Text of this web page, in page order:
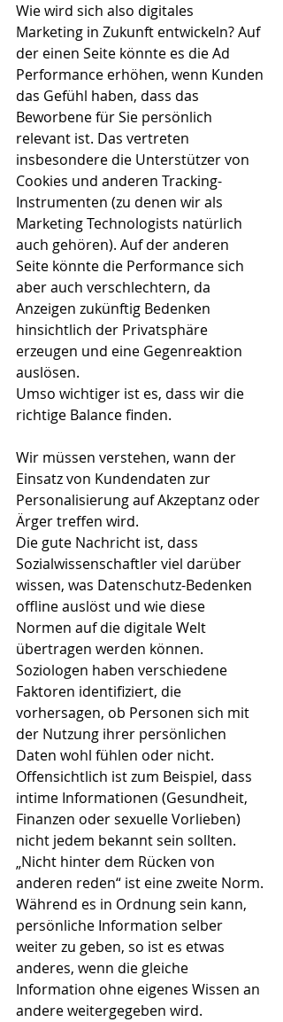
Wie wird sich also digitales
Marketing in Zukunft entwickeln? Auf
der einen Seite könnte es die Ad
Performance erhöhen, wenn Kunden
das Gefühl haben, dass das
Beworbene für Sie persönlich
relevant ist. Das vertreten
insbesondere die Unterstützer von
Cookies und anderen Tracking-
Instrumenten (zu denen wir als
Marketing Technologists natürlich
auch gehören). Auf der anderen
Seite könnte die Performance sich
aber auch verschlechtern, da
Anzeigen zukünftig Bedenken
hinsichtlich der Privatsphäre
erzeugen und eine Gegenreaktion
auslösen.
Umso wichtiger ist es, dass wir die
richtige Balance finden.
Wir müssen verstehen, wann der
Einsatz von Kundendaten zur
Personalisierung auf Akzeptanz oder
Ärger treffen wird.
Die gute Nachricht ist, dass
Sozialwissenschaftler viel darüber
wissen, was Datenschutz-Bedenken
offline auslöst und wie diese
Normen auf die digitale Welt
übertragen werden können.
Soziologen haben verschiedene
Faktoren identifiziert, die
vorhersagen, ob Personen sich mit
der Nutzung ihrer persönlichen
Daten wohl fühlen oder nicht.
Offensichtlich ist zum Beispiel, dass
intime Informationen (Gesundheit,
Finanzen oder sexuelle Vorlieben)
nicht jedem bekannt sein sollten.
„Nicht hinter dem Rücken von
anderen reden“ ist eine zweite Norm.
Während es in Ordnung sein kann,
persönliche Information selber
weiter zu geben, so ist es etwas
anderes, wenn die gleiche
Information ohne eigenes Wissen an
andere weitergegeben wird.